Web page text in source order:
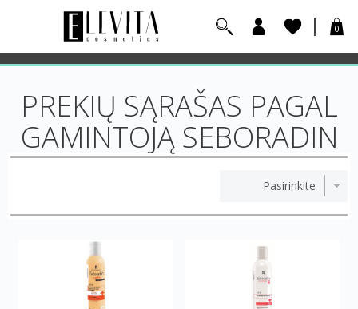
0
PREKIŲ SĄRAŠAS PAGAL
GAMINTOJĄ SEBORADIN